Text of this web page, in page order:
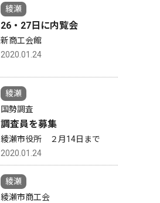
綾瀬
26・27日に内覧会
新商工会館
2020.01.24
綾瀬
国勢調査
調査員を募集
綾瀬市役所 ２月14日まで
2020.01.24
綾瀬
綾瀬市商工会